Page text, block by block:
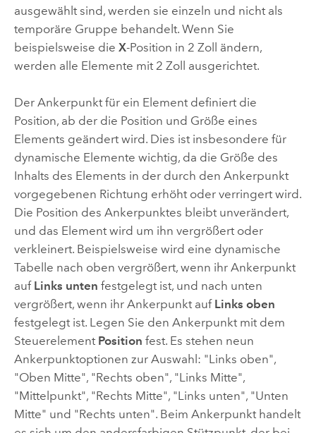
ausgewählt sind, werden sie einzeln und nicht als
temporäre Gruppe behandelt. Wenn Sie
beispielsweise die X-Position in 2 Zoll ändern,
werden alle Elemente mit 2 Zoll ausgerichtet.
Der Ankerpunkt für ein Element definiert die
Position, ab der die Position und Größe eines
Elements geändert wird. Dies ist insbesondere für
dynamische Elemente wichtig, da die Größe des
Inhalts des Elements in der durch den Ankerpunkt
vorgegebenen Richtung erhöht oder verringert wird.
Die Position des Ankerpunktes bleibt unverändert,
und das Element wird um ihn vergrößert oder
verkleinert. Beispielsweise wird eine dynamische
Tabelle nach oben vergrößert, wenn ihr Ankerpunkt
auf Links unten festgelegt ist, und nach unten
vergrößert, wenn ihr Ankerpunkt auf Links oben
festgelegt ist. Legen Sie den Ankerpunkt mit dem
Steuerelement Position fest. Es stehen neun
Ankerpunktoptionen zur Auswahl: "Links oben",
"Oben Mitte", "Rechts oben", "Links Mitte",
"Mittelpunkt", "Rechts Mitte", "Links unten", "Unten
Mitte" und "Rechts unten". Beim Ankerpunkt handelt